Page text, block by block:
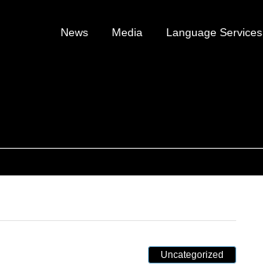
News Media Language Services
Uncategorized